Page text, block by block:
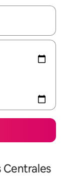
navegar
Centrales